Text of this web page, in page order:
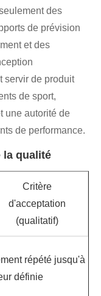
des
de prévision
et des
servir de produit
de sport,
une autorité de
de performance.
la qualité
Critère
d'acceptation
(qualitatif)
répété jusqu'à
définie